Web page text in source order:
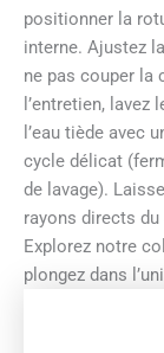
positionner la
interne. Ajustez
ne pas couper la
l’entretien,
l’eau tiède avec
cycle délicat
de lavage).
rayons directs
Explorez notre
plongez dans